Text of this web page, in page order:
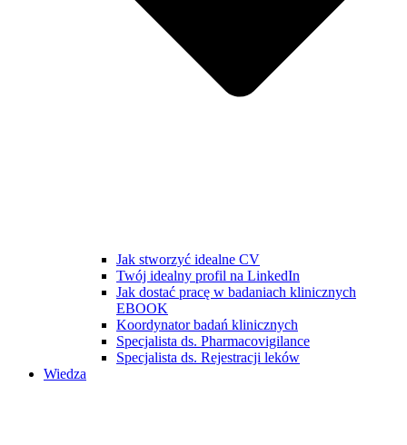
Jak stworzyć idealne CV
Twój idealny profil na LinkedIn
Jak dostać pracę w badaniach klinicznych
EBOOK
Koordynator badań klinicznych
Specjalista ds. Pharmacovigilance
Specjalista ds. Rejestracji leków
Wiedza